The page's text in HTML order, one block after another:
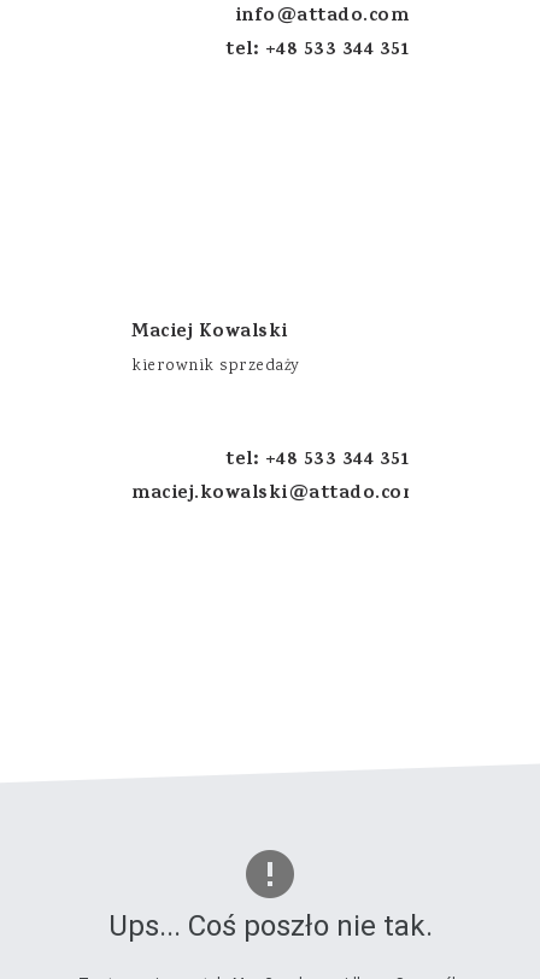
info@attado.com
tel: +48 533 344 351
Maciej Kowalski
kierownik sprzedaży
tel: +48 533 344 351
maciej.kowalski@attado.com
Ups... Coś poszło nie tak.